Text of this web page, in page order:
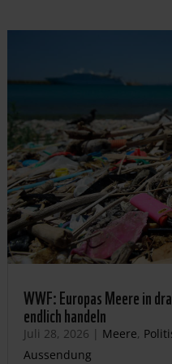
WWF: Europas Meere in
endlich handeln
Juli 28, 2026 | Meere,
Aussendung